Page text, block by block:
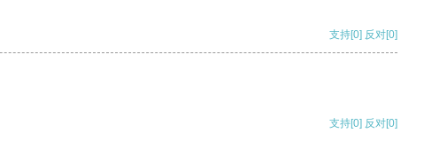
支持[0] 反对[0]
支持[0] 反对[0]